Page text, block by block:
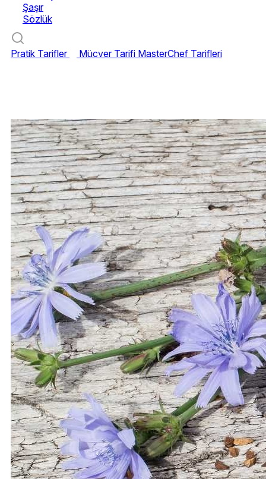
Şaşır
Sözlük
Pratik Tarifler Mücver Tarifi MasterChef Tarifleri